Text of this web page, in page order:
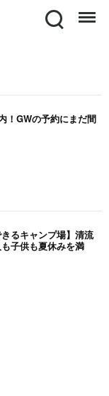
Search Menu
！GWの予約にまだ間
るキャンプ場】清流
子供も夏休みを満